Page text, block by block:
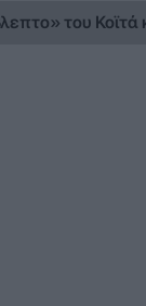
του